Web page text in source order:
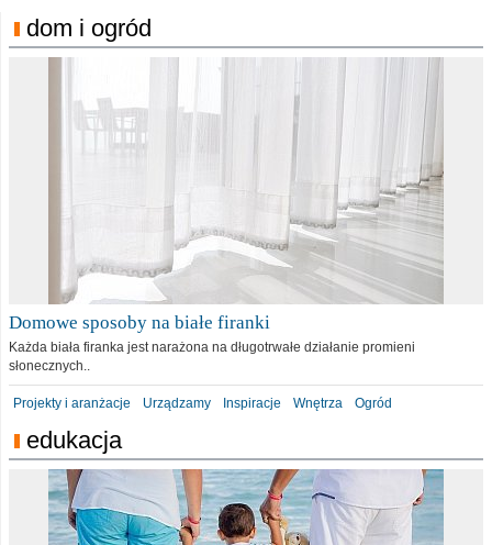
dom i ogród
Domowe sposoby na białe firanki
Każda biała firanka jest narażona na długotrwałe działanie promieni
słonecznych..
Projekty i aranżacje Urządzamy Inspiracje Wnętrza Ogród
edukacja